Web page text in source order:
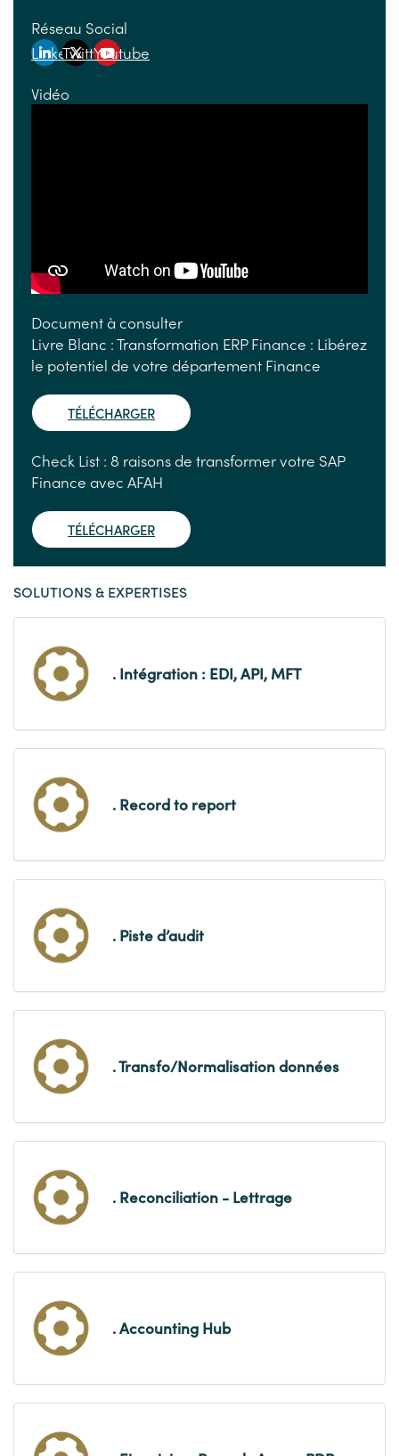
Réseau Social
Linkedin
TwitterYoutube
Vidéo
Document à consulter
Livre Blanc : Transformation ERP Finance : Libérez
le potentiel de votre département Finance
TÉLÉCHARGER
Check List : 8 raisons de transformer votre SAP
Finance avec AFAH
TÉLÉCHARGER
SOLUTIONS & EXPERTISES
. Intégration : EDI, API, MFT
. Record to report
. Piste d’audit
. Transfo/Normalisation données
. Reconciliation - Lettrage
. Accounting Hub